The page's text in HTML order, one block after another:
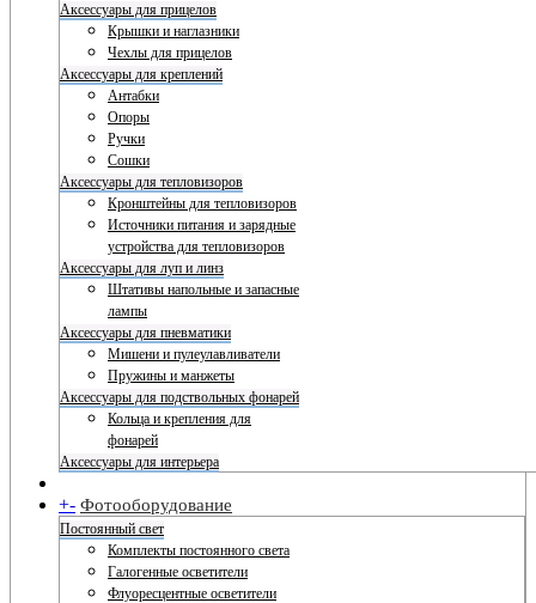
Аксессуары для прицелов
Крышки и наглазники
Чехлы для прицелов
Аксессуары для креплений
Антабки
Опоры
Ручки
Сошки
Аксессуары для тепловизоров
Кронштейны для тепловизоров
Источники питания и зарядные
устройства для тепловизоров
Аксессуары для луп и линз
Штативы напольные и запасные
лампы
Аксессуары для пневматики
Мишени и пулеулавливатели
Пружины и манжеты
Аксессуары для подствольных фонарей
Кольца и крепления для
фонарей
Аксессуары для интерьера
+- Фотооборудование
Постоянный свет
Комплекты постоянного света
Галогенные осветители
Флуоресцентные осветители